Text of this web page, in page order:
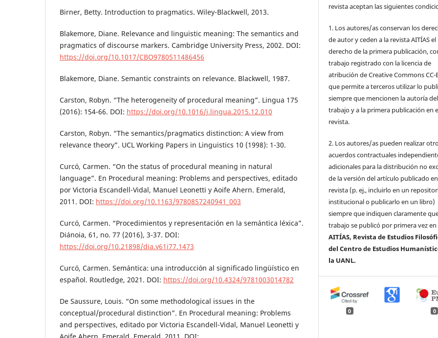
Birner, Betty. Introduction to pragmatics. Wiley-Blackwell, 2013.
Blakemore, Diane. Relevance and linguistic meaning: The semantics and
pragmatics of discourse markers. Cambridge University Press, 2002. DOI:
https://doi.org/10.1017/CBO9780511486456
Blakemore, Diane. Semantic constraints on relevance. Blackwell, 1987.
Carston, Robyn. “The heterogeneity of procedural meaning”. Lingua 175
(2016): 154-66. DOI: https://doi.org/10.1016/j.lingua.2015.12.010
Carston, Robyn. “The semantics/pragmatics distinction: A view from
relevance theory”. UCL Working Papers in Linguistics 10 (1998): 1-30.
Curcó, Carmen. “On the status of procedural meaning in natural
language”. En Procedural meaning: Problems and perspectives, editado
por Victoria Escandell-Vidal, Manuel Leonetti y Aoife Ahern. Emerald,
2011. DOI: https://doi.org/10.1163/9780857240941_003
Curcó, Carmen. “Procedimientos y representación en la semántica léxica”.
Diánoia, 61, no. 77 (2016), 3-37. DOI:
https://doi.org/10.21898/dia.v61i77.1473
Curcó, Carmen. Semántica: una introducción al significado lingüístico en
español. Routledge, 2021. DOI: https://doi.org/10.4324/9781003014782
De Saussure, Louis. “On some methodological issues in the
conceptual/procedural distinction”. En Procedural meaning: Problems
and perspectives, editado por Victoria Escandell-Vidal, Manuel Leonetti y
revista aceptan las siguientes
1. Los autores/as conservan los
de autor y ceden a la revista AITÍAS el
derecho de la primera publicación,
trabajo registrado con la licencia de
atribución de Creative Commons CC-
que permite a terceros utilizar lo
siempre que mencionen la autoría del
trabajo y a la primera publicación en
revista.
2. Los autores/as pueden realizar
acuerdos contractuales
adicionales para la distribución no
de la versión del artículo publicado
revista (p. ej., incluirlo en un
institucional o publicarlo en un libro)
siempre que indiquen claramente
trabajo se publicó por primera vez en
AITÍAS, Revista de Estudios
del Centro de Estudios
la UANL.
0 0